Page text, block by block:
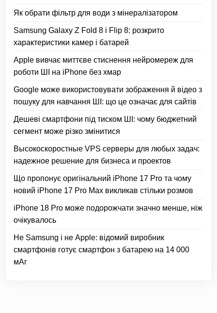
Як обрати фільтр для води з мінералізатором
Samsung Galaxy Z Fold 8 і Flip 8: розкрито
характеристики камер і батарей
Apple вивчає миттєве стиснення нейромереж для
роботи ШІ на iPhone без хмар
Google може використовувати зображення й відео з
пошуку для навчання ШІ: що це означає для сайтів
Дешеві смартфони під тиском ШІ: чому бюджетний
сегмент може різко змінитися
Высокоскоростные VPS серверы для любых задач:
надежное решение для бизнеса и проектов
Що пропонує оригінальний iPhone 17 Pro та чому
новий iPhone 17 Pro Max викликав стільки розмов
iPhone 18 Pro може подорожчати значно менше, ніж
очікувалось
Не Samsung і не Apple: відомий виробник
смартфонів готує смартфон з батарею на 14 000
мАг